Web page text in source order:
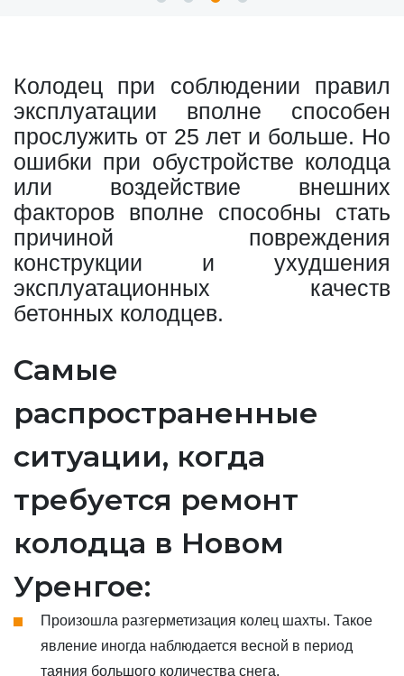
Колодец при соблюдении правил
эксплуатации вполне способен
прослужить от 25 лет и больше. Но
ошибки при обустройстве колодца
или воздействие внешних
факторов вполне способны стать
причиной повреждения
конструкции и ухудшения
эксплуатационных качеств
бетонных колодцев.
Самые
распространенные
ситуации, когда
требуется ремонт
колодца в Новом
Уренгое:
Произошла разгерметизация колец шахты. Такое
явление иногда наблюдается весной в период
таяния большого количества снега.